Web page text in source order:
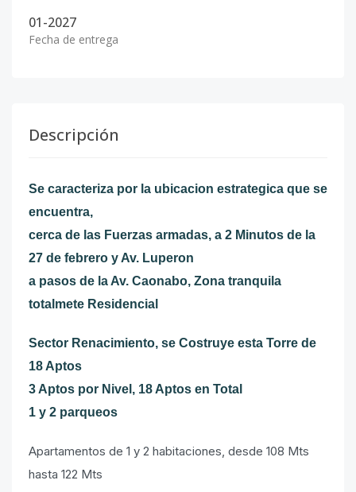
01-2027
Fecha de entrega
Descripción
Se caracteriza por la ubicacion estrategica que se
encuentra,
cerca de las Fuerzas armadas, a 2 Minutos de la
27 de febrero y Av. Luperon
a pasos de la Av. Caonabo, Zona tranquila
totalmete Residencial
Sector Renacimiento, se Costruye esta Torre de
18 Aptos
3 Aptos por Nivel, 18 Aptos en Total
1 y 2 parqueos
Apartamentos de 1 y 2 habitaciones, desde 108 Mts
hasta 122 Mts